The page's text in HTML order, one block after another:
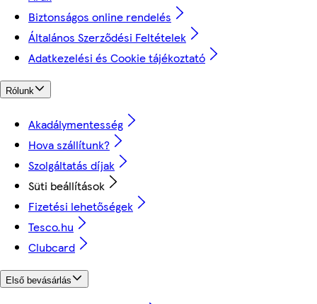
Biztonságos online rendelés
Általános Szerződési Feltételek
Adatkezelési és Cookie tájékoztató
Rólunk
Akadálymentesség
Hova szállítunk?
Szolgáltatás díjak
Süti beállítások
Fizetési lehetőségek
Tesco.hu
Clubcard
Első bevásárlás